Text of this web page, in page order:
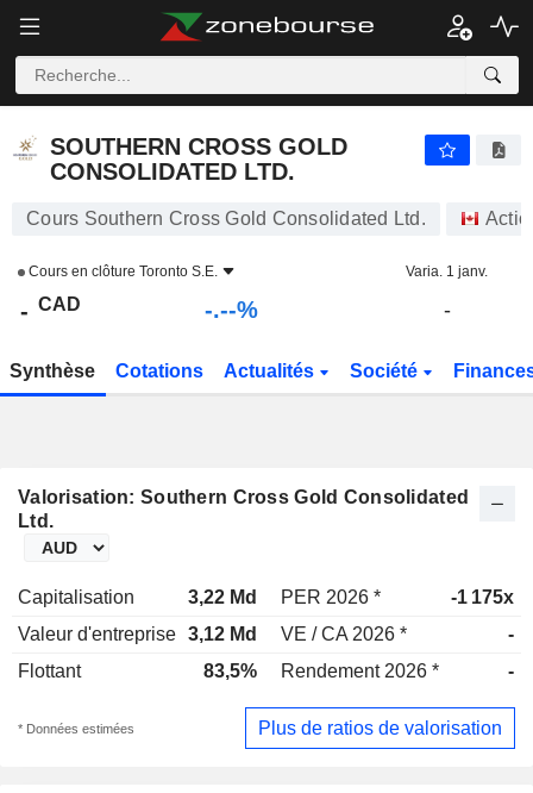
SOUTHERN CROSS GOLD CONSOLIDATED LTD. - $ -
SOUTHERN CROSS GOLD
CONSOLIDATED LTD.
Cours Southern Cross Gold Consolidated Ltd.
Cours en clôture Toronto S.E. Varia. 1 janv.
- CAD -.--% -
Synthèse Cotations Actualités Société
Valorisation: Southern Cross Gold Consolidated
Ltd.
Capitalisation 3,22 Md PER 2026 *
-1 175x
Valeur d'entreprise 3,12 Md VE / CA 2026 *
-
Flottant
83,5% Rendement 2026 * -
* Données estimées Plus de ratios de valorisation